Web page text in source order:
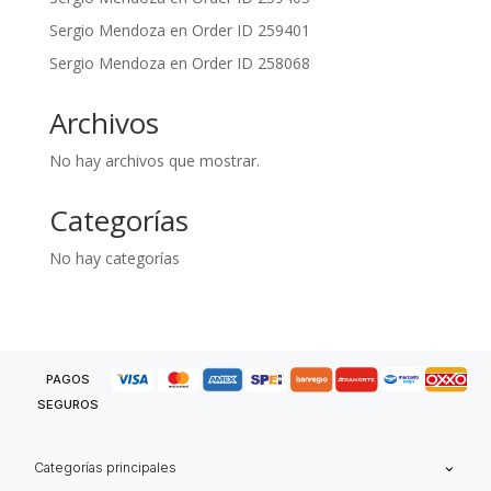
Sergio Mendoza en Order ID 259401
Sergio Mendoza en Order ID 258068
Archivos
No hay archivos que mostrar.
Categorías
No hay categorías
PAGOS
SEGUROS
Categorías principales